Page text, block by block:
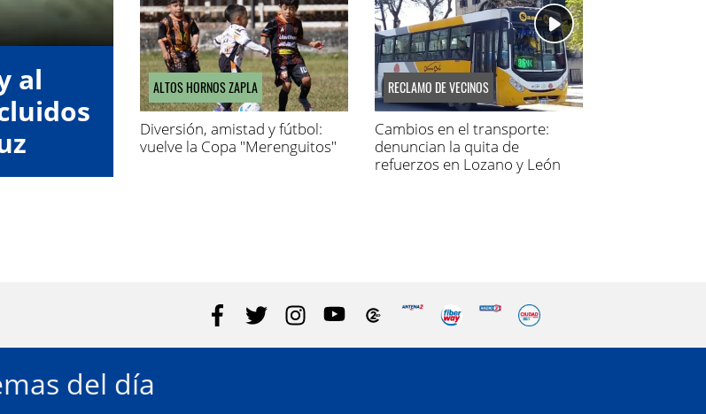
al
ALTOS HORNOS ZAPLA
Diversión, amistad y fútbol:
vuelve la Copa "Merenguitos"
RECLAMO DE VECINOS
Cambios en el transporte:
denuncian la quita de
refuerzos en Lozano y León
del día